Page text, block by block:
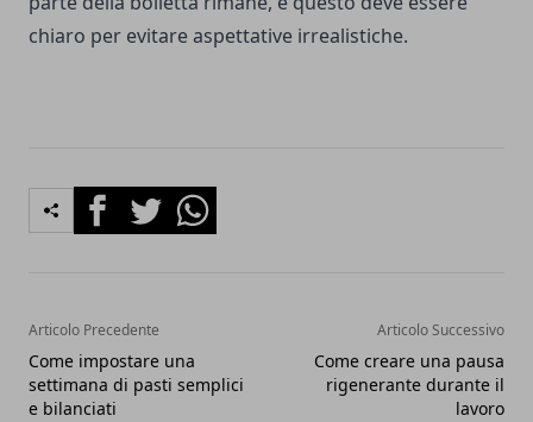
chiaro per evitare aspettative irrealistiche.
FacebookTwitterWhatsapp
Articolo Precedente
Come impostare una
settimana di pasti semplici
e bilanciati
Articolo Successivo
Come creare una pausa
rigenerante durante il
lavoro